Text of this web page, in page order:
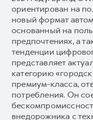
ориентирован на
новый формат
основанный на
предпочтениях, а
тенденции
представляет
категорию
премиум-класса,
потребления. Он
внедорожника с